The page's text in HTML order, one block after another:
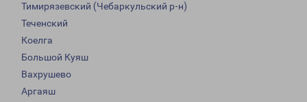
Тимирязевский (Чебаркульский р-н)
Теченский
Коелга
Большой Куяш
Вахрушево
Аргаяш